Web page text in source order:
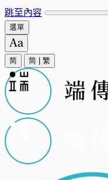
跳至內容
選單
简 简 繁